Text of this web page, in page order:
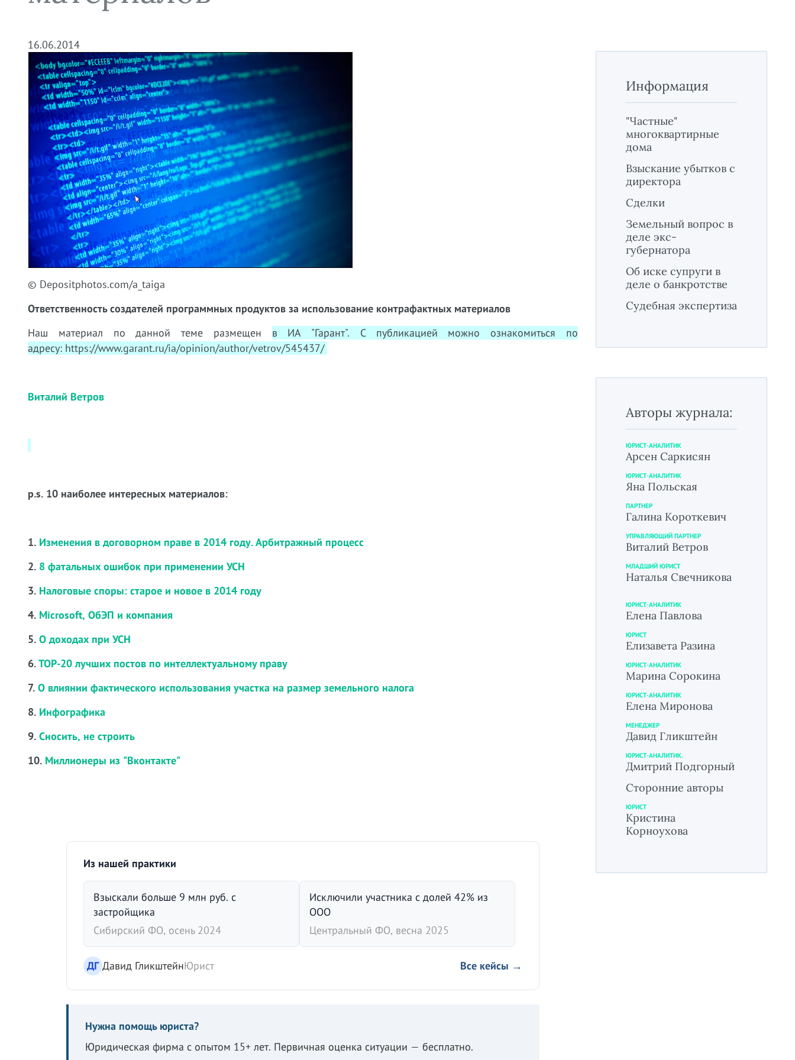
16.06.2014
© Depositphotos.com/a_taiga
Ответственность создателей программных продуктов за использование контрафактных материалов
Наш материал по данной теме размещен в ИА "Гарант". С публикацией можно ознакомиться по
адресу: https://www.garant.ru/ia/opinion/author/vetrov/545437/
Виталий Ветров
p.s. 10 наиболее интересных материалов:
1. Изменения в договорном праве в 2014 году. Арбитражный процесс
2. 8 фатальных ошибок при применении УСН
3. Налоговые споры: старое и новое в 2014 году
4. Microsoft, ОбЭП и компания
5. О доходах при УСН
6.ТОР-20 лучших постов по интеллектуальному праву
7. О влиянии фактического использования участка на размер земельного налога
8. Инфографика
9. Сносить, не строить
10. Миллионеры из "Вконтакте"
Из нашей практики
Взыскали больше 9 млн руб. с
застройщика
Сибирский ФО, осень 2024
Исключили участника с долей 42% из
ООО
Центральный ФО, весна 2025
ДГ Давид ГликштейнЮрист Все кейсы →
Нужна помощь юриста?
Юридическая фирма с опытом 15+ лет. Первичная оценка ситуации — бесплатно.
Информация
"Частные"
многоквартирные
дома
Взыскание убытков с
директора
Сделки
Земельный вопрос в
деле экс-
губернатора
Об иске супруги в
деле о банкротстве
Судебная экспертиза
Авторы журнала:
ЮРИСТ-АНАЛИТИК
Арсен Саркисян
ЮРИСТ-АНАЛИТИК
Яна Польская
ПАРТНЕР
Галина Короткевич
УПРАВЛЯЮЩИЙ ПАРТНЕР
Виталий Ветров
МЛАДШИЙ ЮРИСТ
Наталья Свечникова
ЮРИСТ-АНАЛИТИК
Елена Павлова
ЮРИСТ
Елизавета Разина
ЮРИСТ-АНАЛИТИК
Марина Сорокина
ЮРИСТ-АНАЛИТИК
Елена Миронова
МЕНЕДЖЕР
Давид Гликштейн
ЮРИСТ-АНАЛИТИК.
Дмитрий Подгорный
Сторонние авторы
ЮРИСТ
Кристина
Корноухова